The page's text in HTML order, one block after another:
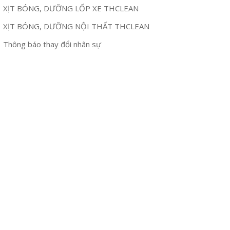
XỊT BÓNG, DƯỠNG LỐP XE THCLEAN
XỊT BÓNG, DƯỠNG NỘI THẤT THCLEAN
Thông báo thay đổi nhân sự